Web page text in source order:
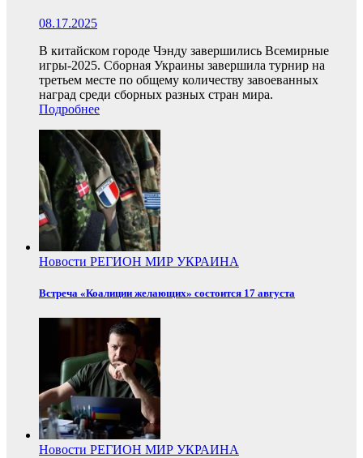
08.17.2025
В китайском городе Чэнду завершились Всемирные
игры-2025. Сборная Украины завершила турнир на
третьем месте по общему количеству завоеванных
наград среди сборных разных стран мира.
Подробнее
Новости РЕГИОН МИР УКРАИНА
Встреча «Коалиции желающих» состоится 17 августа
Новости РЕГИОН МИР УКРАИНА